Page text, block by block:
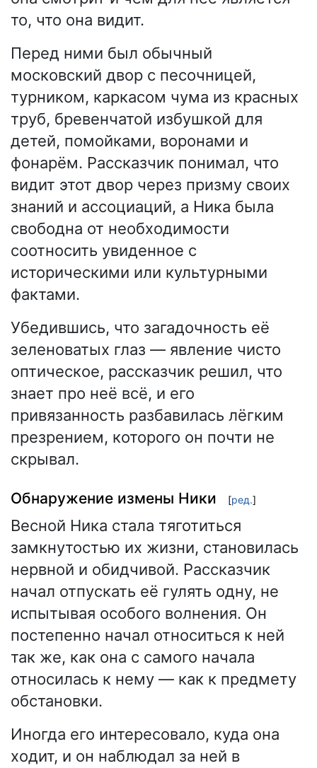
то, что она видит.
Перед ними был обычный
московский двор с песочницей,
турником, каркасом чума из красных
труб, бревенчатой избушкой для
детей, помойками, воронами и
фонарём. Рассказчик понимал, что
видит этот двор через призму своих
знаний и ассоциаций, а Ника была
свободна от необходимости
соотносить увиденное с
историческими или культурными
фактами.
Убедившись, что загадочность её
зеленоватых глаз — явление чисто
оптическое, рассказчик решил, что
знает про неё всё, и его
привязанность разбавилась лёгким
презрением, которого он почти не
скрывал.
Обнаружение измены Ники [ред.]
Весной Ника стала тяготиться
замкнутостью их жизни, становилась
нервной и обидчивой. Рассказчик
начал отпускать её гулять одну, не
испытывая особого волнения. Он
постепенно начал относиться к ней
так же, как она с самого начала
относилась к нему — как к предмету
обстановки.
Иногда его интересовало, куда она
ходит, и он наблюдал за ней в